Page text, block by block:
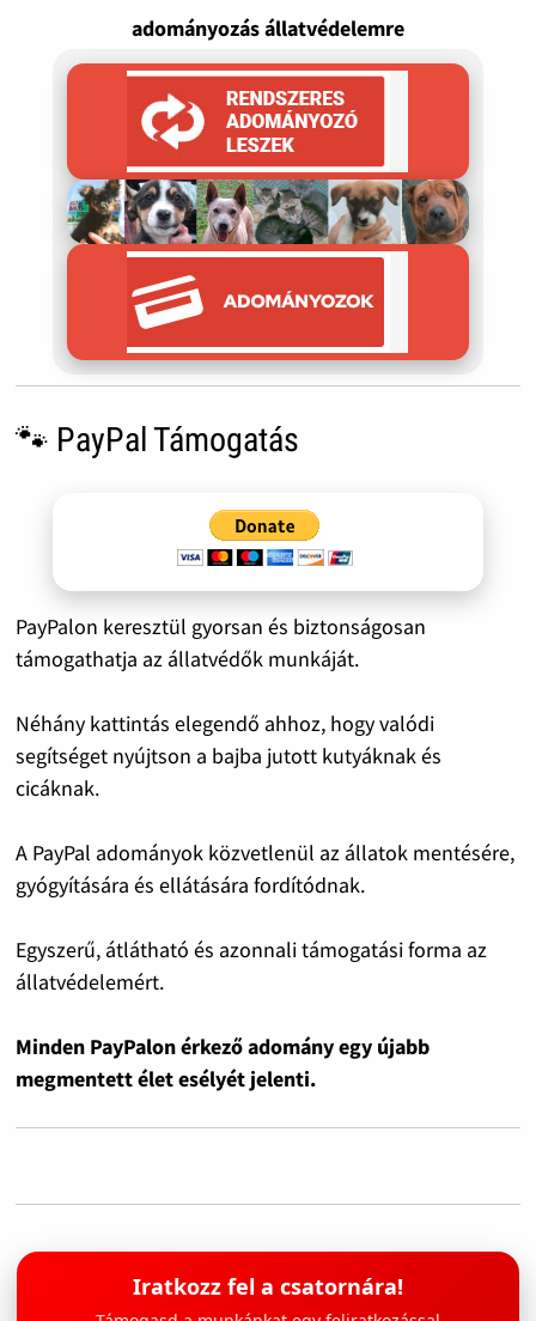
adományozás állatvédelemre
🐾 PayPal Támogatás
PayPalon keresztül gyorsan és biztonságosan
támogathatja az állatvédők munkáját.
Néhány kattintás elegendő ahhoz, hogy valódi
segítséget nyújtson a bajba jutott kutyáknak és
cicáknak.
A PayPal adományok közvetlenül az állatok mentésére,
gyógyítására és ellátására fordítódnak.
Egyszerű, átlátható és azonnali támogatási forma az
állatvédelemért.
Minden PayPalon érkező adomány egy újabb
megmentett élet esélyét jelenti.
Iratkozz fel a csatornára!